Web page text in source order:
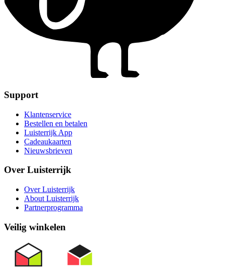
Support
Klantenservice
Bestellen en betalen
Luisterrijk App
Cadeaukaarten
Nieuwsbrieven
Over Luisterrijk
Over Luisterrijk
About Luisterrijk
Partnerprogramma
Veilig winkelen